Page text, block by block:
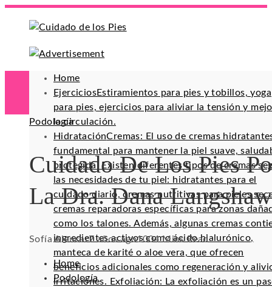
Home
EjerciciosEstiramientos para pies y tobillos, yoga
para pies, ejercicios para aliviar la tensión y
la circulación.
HidrataciónCremas: El uso de cremas
fundamental para mantener la piel suave,
protegida. Existen diferentes tipos de cremas
las necesidades de tu piel: hidratantes para el
cuidado diario, cremas nutritivas para pieles
cremas reparadoras específicas para zonas
como los talones. Además, algunas cremas
ingredientes activos como ácido hialurónico,
manteca de karité o aloe vera, que ofrecen
beneficios adicionales como regeneración y
irritaciones. Exfoliación: La exfoliación es un
Podología
Cuidado De Los Pies
La Dra. Dana Langshaw
Sofía Alencar7 años ago1004 Mins Read
Home
Podología